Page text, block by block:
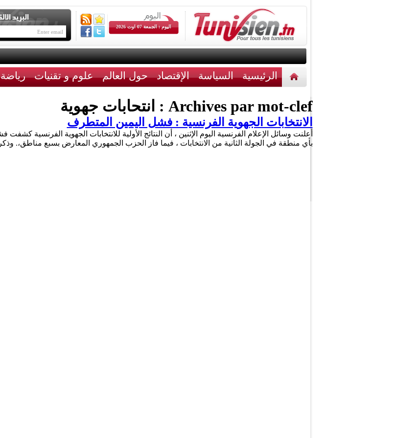
اليوم : الجمعة 07 اوت 2026
الرئيسية السياسة الإقتصاد حول العالم علوم و تقنيات رياضة
أخبار مختلفة
Archives par mot-clef : انتحابات جهوية
الانتخابات الجهوية الفرنسية : فشل اليمين المتطرف
أعلنت وسائل الإعلام الفرنسية اليوم الإثنين ، أن النتائج الأولية للانتخابات الجهوية الفرنسية
بأي منطقة في الجولة الثانية من الانتخابات ، فيما فاز الحزب الجمهوري المعارض بسبع مناطق،.